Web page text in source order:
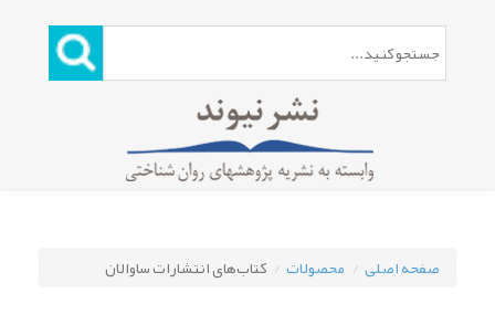
صفحه اصلی محصولات کتاب‌های انتشارات ساوالان